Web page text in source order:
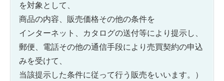
を対象として、
商品の内容、販売価格その他の条件を
インターネット、カタログの送付等により提示し、
郵便、電話その他の通信手段により売買契約の申込
みを受けて、
当該提示した条件に従って行う販売をいいます。）